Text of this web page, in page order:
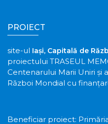
PROIECT
site-ul Iași, Capitală de
proiectului TRASEUL
Centenarului Marii Uniri și
Război Mondial cu
Beneficiar proiect: